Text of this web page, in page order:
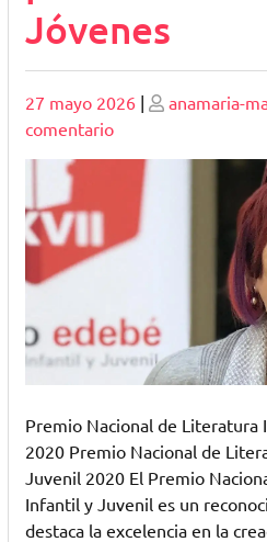
Jóvenes
Publicado
27 mayo 2026 | Publicado
anamaria-
comentarioen
Premio
Nacional
Literatura
Juvenil
2020:
Celebrando
Creatividad
Literaria
para
Lectores
Premio Nacional de Literatura
2020 Premio Nacional de
Juvenil 2020 El Premio
Infantil y Juvenil es un
destaca la excelencia en la